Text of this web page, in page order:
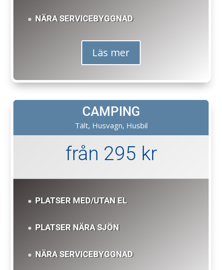
NÄRA SERVICEBYGGNAD
Läs mer
CAMPING
Tält, Husvagn, Husbil
från 295 kr
PLATSER MED/UTAN EL
PLATSER NÄRA SJÖN
NÄRA SERVICEBYGGNAD